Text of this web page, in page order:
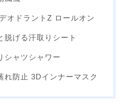
オドラントZ ロールオン
脱げる汗取りシート
シャツシャワー
れ防止 3Dインナーマスク